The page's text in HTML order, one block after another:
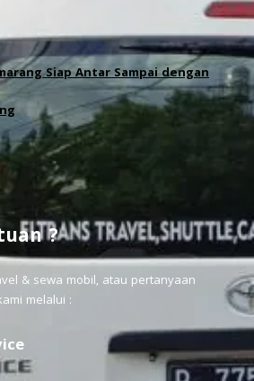
Siap Antar Sampai dengan
?
& sewa mobil, atau pertanyaan
melalui :